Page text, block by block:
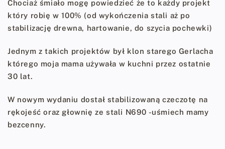
Chociaż śmiało mogę powiedzieć że to każdy projekt
który robię w 100% (od wykończenia stali aż po
stabilizację drewna, hartowanie, do szycia pochewki)
Jednym z takich projektów był klon starego Gerlacha
którego moja mama używała w kuchni przez ostatnie
30 lat.
W nowym wydaniu dostał stabilizowaną czeczotę na
rękojeść oraz głownię ze stali N690 -uśmiech mamy
bezcenny.